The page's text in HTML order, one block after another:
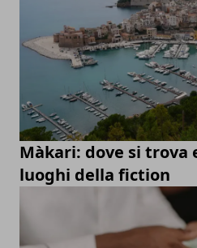
Màkari: dove si trova
luoghi della fiction